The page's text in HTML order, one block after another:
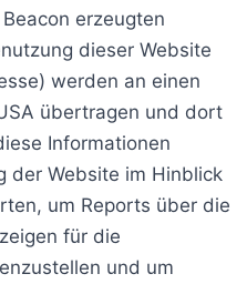
erzeugten
dieser Website
werden an einen
übertragen und dort
Informationen
der Website im Hinblick
um Reports über die
für die
und um